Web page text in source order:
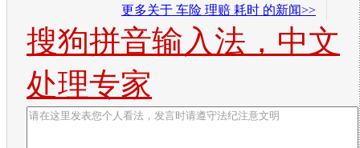
更多关于 车险 理赔 耗时 的新闻>>
搜狗拼音输入法，中文
处理专家